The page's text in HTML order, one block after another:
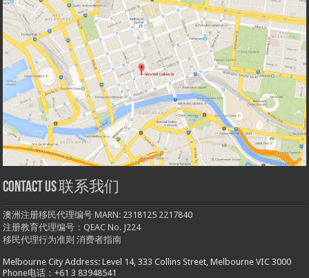
Contact us 联系我们
澳洲注册移民代理编号 MARN: 2318125 2217840
注册教育代理编号：QEAC No. J224
移民代理行为准则 消费者指南
Melbourne City Address: Level 14, 333 Collins Street, Melbourne VIC 3000
Phone电话：+61 3 83948541